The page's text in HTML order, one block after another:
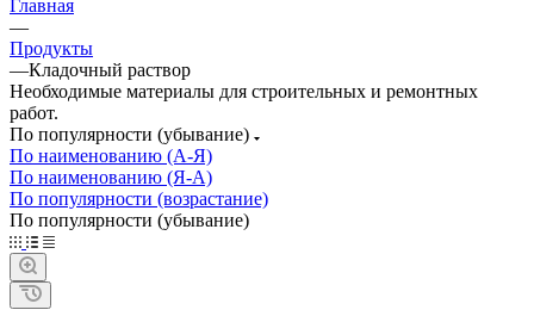
Главная
—
Продукты
—Кладочный раствор
Необходимые материалы для строительных и ремонтных
работ.
По популярности (убывание)
По наименованию (А-Я)
По наименованию (Я-А)
По популярности (возрастание)
По популярности (убывание)